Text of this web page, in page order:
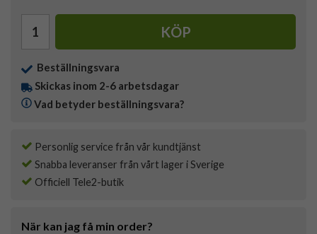
KÖP
Beställningsvara
Skickas inom 2-6 arbetsdagar
Vad betyder beställningsvara?
Personlig service från vår kundtjänst
Snabba leveranser från vårt lager i Sverige
Officiell Tele2-butik
När kan jag få min order?